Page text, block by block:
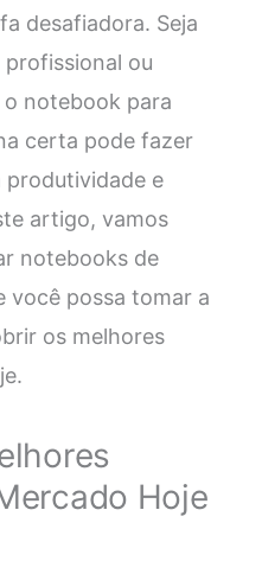
desafiadora. Seja
ou
o notebook para
certa pode fazer
produtividade e
artigo, vamos
notebooks de
você possa tomar a
os melhores
Hoje